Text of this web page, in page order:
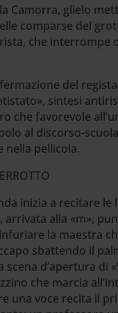
Camorra, glielo
comparse del
che interrompe
del
sintesi
che favorevole
al discorso-
nella pellicola.
inizia a recitare le
arrivata alla «m»,
la maestra
sbattendo il
scena d’apertura di
che marcia
una voce recita il